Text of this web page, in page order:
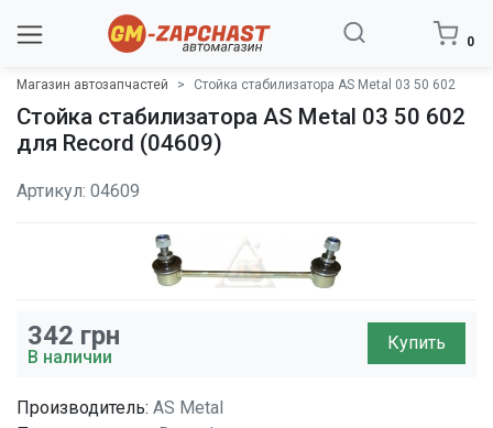
0
Магазин автозапчастей Стойка стабилизатора AS Metal 03 50 602
Стойка стабилизатора AS Metal 03 50 602
для Record (04609)
Артикул: 04609
342 грн
В наличии
Купить
Производитель: AS Metal